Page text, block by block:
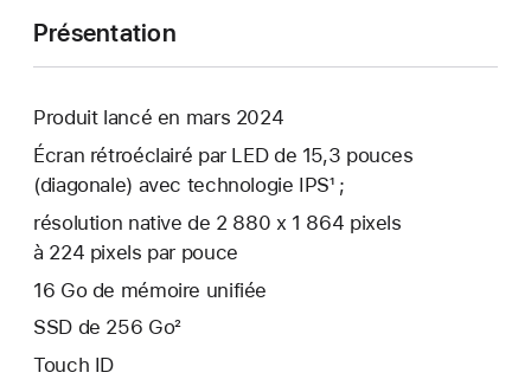
Présentation
Produit lancé en mars 2024
Écran rétroéclairé par LED de 15,3 pouces
(diagonale) avec technologie IPS¹ ;
résolution native de 2 880 x 1 864 pixels
à 224 pixels par pouce
16 Go de mémoire unifiée
SSD de 256 Go²
Touch ID